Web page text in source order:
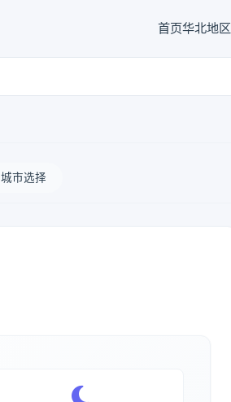
首页华北地区
城市选择